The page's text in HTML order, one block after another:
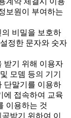
보원이 부여하는
비밀을 보호하
정한 문자와 숫자
받기 위해 이용자
모뎀 등의 기기
단말기를 이용하
에 접속하여 교육
이용하는 것
받기 위하여 이